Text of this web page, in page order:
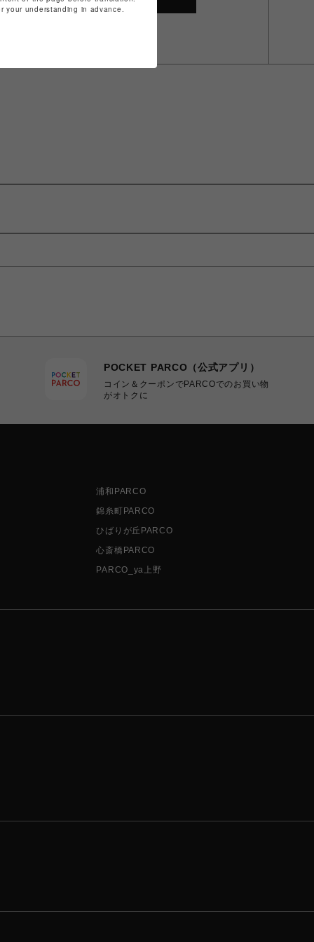
POCKET PARCO（公式アプリ）
コイン＆クーポンでPARCOでのお買い物
がオトクに
浦和PARCO
錦糸町PARCO
ひばりが丘PARCO
心斎橋PARCO
PARCO_ya上野
your understanding in advance.